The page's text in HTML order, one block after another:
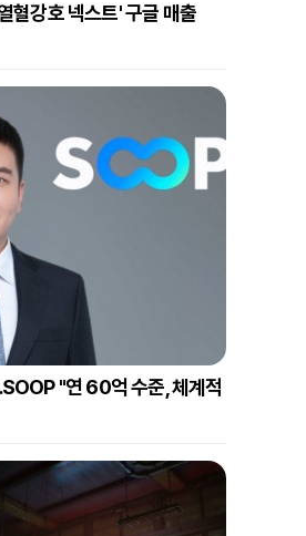
혈강호 넥스트' 구글 매출
"연 60억 수준, 체계적